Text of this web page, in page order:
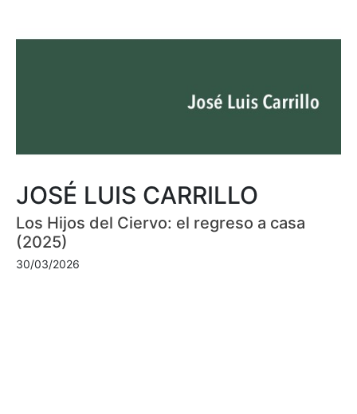
JOSÉ LUIS CARRILLO
Los Hijos del Ciervo: el regreso a casa
(2025)
30/03/2026